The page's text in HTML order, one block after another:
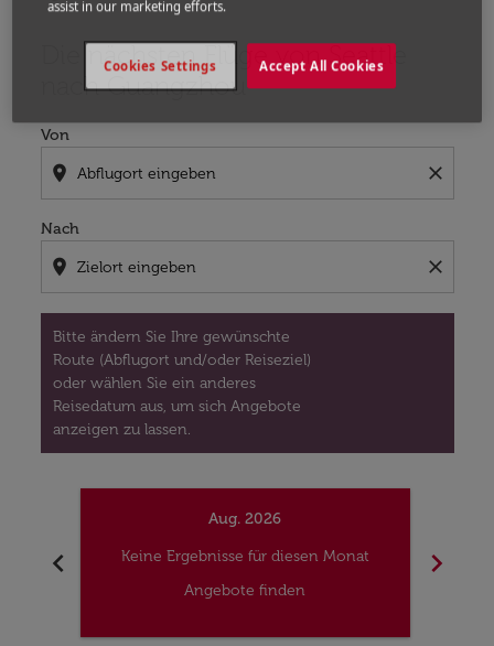
Die nächsten Flüge von Seattle
nach Guangzhou
Von
location_on close
Nach
location_on close
Bitte ändern Sie Ihre gewünschte
Route (Abflugort und/oder Reiseziel)
oder wählen Sie ein anderes
Reisedatum aus, um sich Angebote
anzeigen zu lassen.
Bitte ändern Sie Ihre gewünschte Route (Abflugort
chevron_left
Aug. 2026
Keine Ergebnisse für diesen Monat
Angebote finden
chevron_right
assist in our marketing efforts.
Accept All Cookies
Cookies Settings